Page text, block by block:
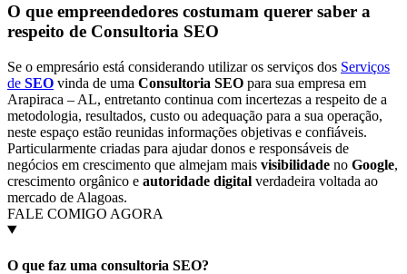
O que empreendedores costumam querer saber a
respeito de Consultoria SEO
Se o empresário está considerando utilizar os serviços dos Serviços
de SEO vinda de uma Consultoria SEO para sua empresa em
Arapiraca – AL, entretanto continua com incertezas a respeito de a
metodologia, resultados, custo ou adequação para a sua operação,
neste espaço estão reunidas informações objetivas e confiáveis.
Particularmente criadas para ajudar donos e responsáveis de
negócios em crescimento que almejam mais visibilidade no Google,
crescimento orgânico e autoridade digital verdadeira voltada ao
mercado de Alagoas.
FALE COMIGO AGORA
O que faz uma consultoria SEO?